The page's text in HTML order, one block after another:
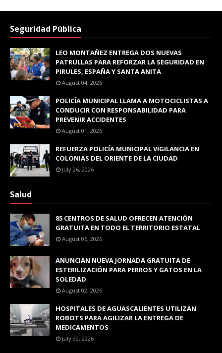
Seguridad Pública
LEO MONTAÑEZ ENTREGA DOS NUEVAS
PATRULLAS PARA REFORZAR LA SEGURIDAD EN
PIRULES, ESPAÑA Y SANTA ANITA
August 04, 2026
POLICÍA MUNICIPAL LLAMA A MOTOCICLISTAS A
CONDUCIR CON RESPONSABILIDAD PARA
PREVENIR ACCIDENTES
August 01, 2026
REFUERZA POLICÍA MUNICIPAL VIGILANCIA EN
COLONIAS DEL ORIENTE DE LA CIUDAD
July 26, 2026
Salud
85 CENTROS DE SALUD OFRECEN ATENCIÓN
GRATUITA EN TODO EL TERRITORIO ESTATAL
August 06, 2026
ANUNCIAN NUEVA JORNADA GRATUITA DE
ESTERILIZACIÓN PARA PERROS Y GATOS EN LA
SOLEDAD
August 02, 2026
HOSPITALES DE AGUASCALIENTES UTILIZAN
ROBOTS PARA AGILIZAR LA ENTREGA DE
MEDICAMENTOS
July 30, 2026